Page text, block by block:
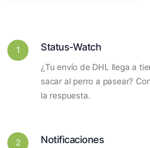
1 Status-Watch
¿Tu envío de DHL llega a
sacar al perro a pasear?
la respuesta.
2 Notificaciones